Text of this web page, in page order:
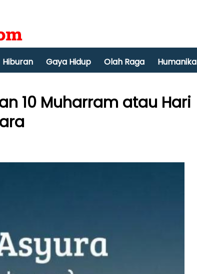
Hiburan Gaya Hidup Olah Raga Humanika
10 Muharram atau Hari